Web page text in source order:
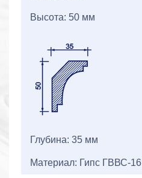
Высота: 50 мм
Глубина: 35 мм
Материал: Гипс ГВВС-16